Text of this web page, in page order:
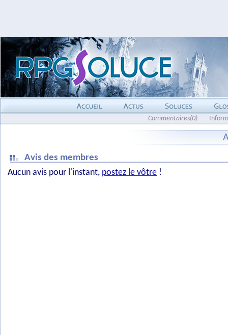
Commentaires(0)
Avis des membres
Aucun avis pour l'instant, postez le vôtre !